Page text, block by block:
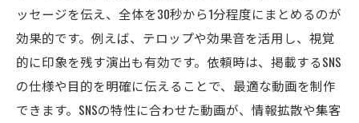
ッセージを伝え、全体を30秒から1分程度にまとめるのが
効果的です。例えば、テロップや効果音を活用し、視覚
的に印象を残す演出も有効です。依頼時は、掲載するSNS
の仕様や目的を明確に伝えることで、最適な動画を制作
できます。SNSの特性に合わせた動画が、情報拡散や集客